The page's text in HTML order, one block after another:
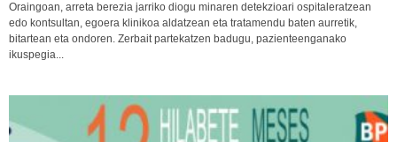
Oraingoan, arreta berezia jarriko diogu minaren detekzioari ospitaleratzean
edo kontsultan, egoera klinikoa aldatzean eta tratamendu baten aurretik,
bitartean eta ondoren. Zerbait partekatzen badugu, pazienteenganako
ikuspegia...